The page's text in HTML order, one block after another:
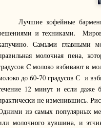
Лучшие кофейные бармены
и техниками.
Самыми главными
молочная пена,
C молоко взбивают в
до 60-70 градусов С и
12 минут и если даже
не изменившись.
из самых популярных
молочного кувшина, и